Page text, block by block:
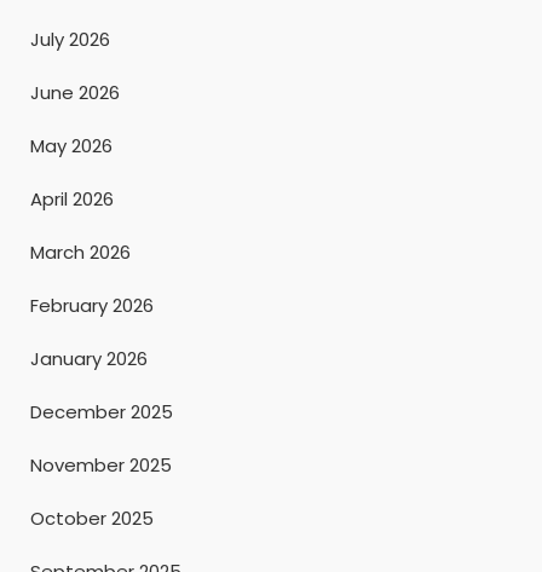
July 2026
June 2026
May 2026
April 2026
March 2026
February 2026
January 2026
December 2025
November 2025
October 2025